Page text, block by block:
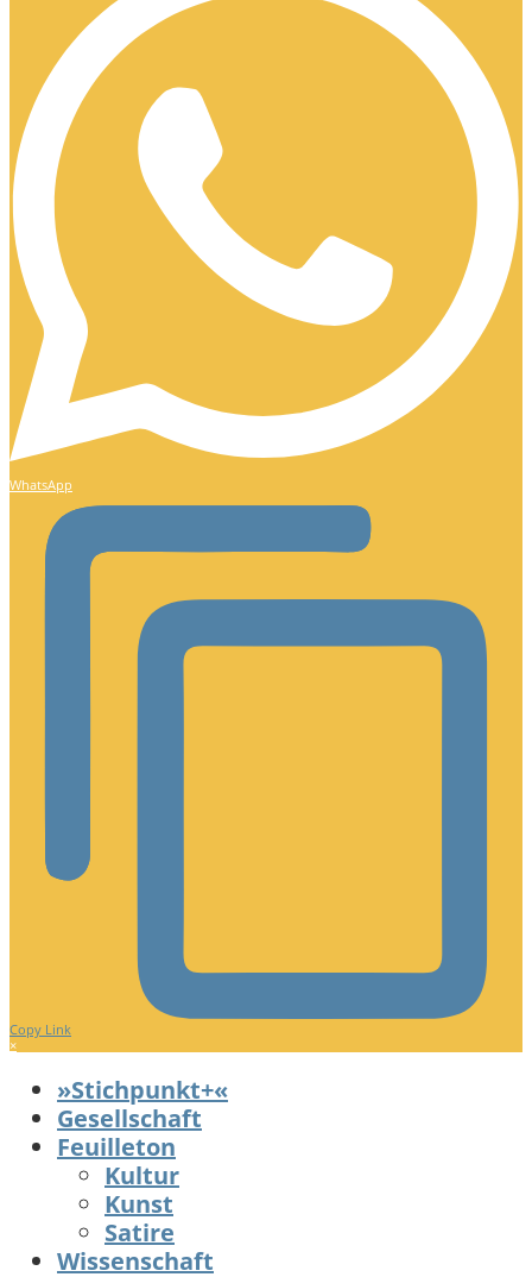
WhatsApp
Copy Link
×
»Stichpunkt+«
Gesellschaft
Feuilleton
Kultur
Kunst
Satire
Wissenschaft